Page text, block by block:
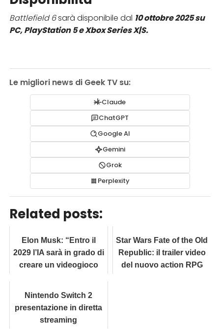
Battlefield 6sarà disponibile dal 10 ottobre 2025 su
PC, PlayStation 5 e Xbox Series X|S.
Le migliori news di Geek TV su:
Claude
ChatGPT
Google AI
Gemini
Grok
Perplexity
Related posts:
Elon Musk: “Entro il
2029 l’IA sarà in grado di
creare un videogioco
Star Wars Fate of the Old
Republic: il trailer video
del nuovo action RPG
Nintendo Switch 2
presentazione in diretta
streaming